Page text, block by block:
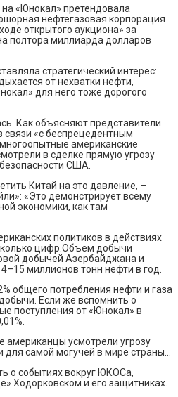
на «Юнокал» претендовала
нефтегазовая корпорация
открытого аукциона» за
полтора миллиарда долларов
стратегический интерес:
от нехватки нефти,
для него тоже дорогого
Как объясняют представители
связи «с беспрецедентным
американские
в сделке прямую угрозу
США.
Китай на это давление, –
«Это демонстрирует всему
экономики, как там
политиков в действиях
цифр.Объем добычи
добычей Азербайджана и
миллионов тонн нефти в год.
общего потребления нефти и газа
Если же вспомнить о
поступления от «Юнокал» в
американцы усмотрели угрозу
самой могучей в мире страны…
о событиях вокруг ЮКОСа,
Ходорковском и его защитниках.